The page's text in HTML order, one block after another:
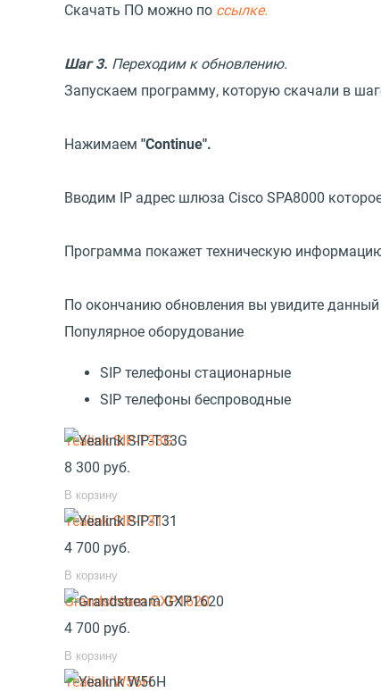
Скачать ПО можно по ссылке.
Шаг 3. Переходим к обновлению.
Запускаем программу, которую скачали в
Нажимаем "Continue".
Вводим IP адрес шлюза Cisco SPA8000
Программа покажет техническую
По окончанию обновления вы увидите
Популярное оборудование
SIP телефоны стационарные
SIP телефоны беспроводные
Yealink SIP-T33G
8 300 руб.
В корзину
Yealink SIP-T31
4 700 руб.
В корзину
Grandstream GXP1620
4 700 руб.
В корзину
Yealink W56H